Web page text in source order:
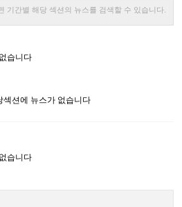
기간별 해당 섹션의 뉴스를 검색할 수 있습니다.
습니다
섹션에 뉴스가 없습니다
습니다